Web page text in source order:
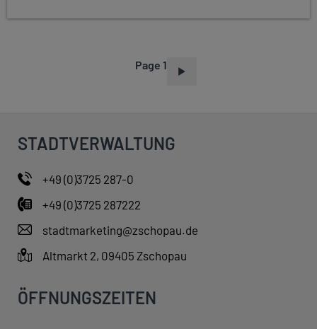
Page 1
STADTVERWALTUNG
+49 (0)3725 287-0
+49 (0)3725 287222
stadtmarketing@zschopau.de
Altmarkt 2, 09405 Zschopau
ÖFFNUNGSZEITEN